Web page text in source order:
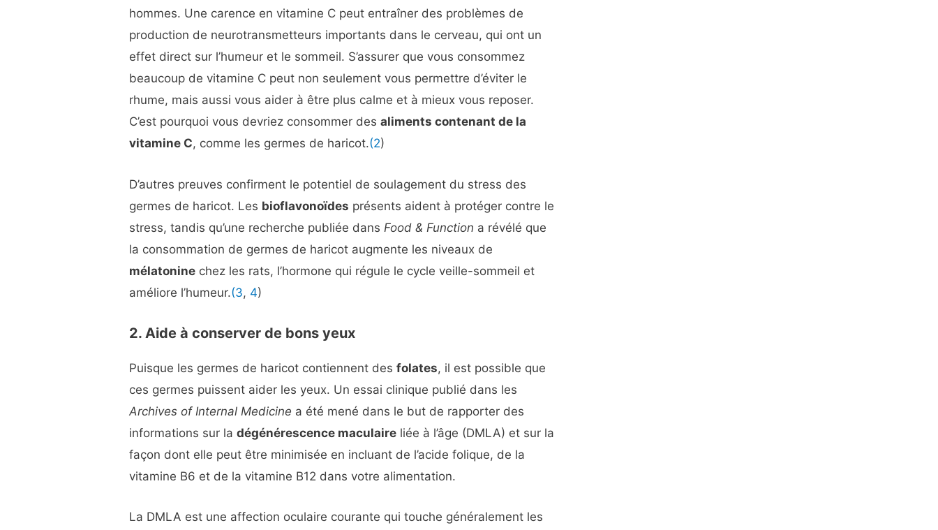
hommes. Une carence en vitamine C peut entraîner des problèmes de
production de neurotransmetteurs importants dans le cerveau, qui ont un
effet direct sur l’humeur et le sommeil. S’assurer que vous consommez
beaucoup de vitamine C peut non seulement vous permettre d’éviter le
rhume, mais aussi vous aider à être plus calme et à mieux vous reposer.
C’est pourquoi vous devriez consommer desaliments contenant de la
vitamine C, comme les germes de haricot.(2)
D’autres preuves confirment le potentiel de soulagement du stress des
germes de haricot. Les bioflavonoïdes présents aident à protéger contre le
stress, tandis qu’une recherche publiée dans Food & Function a révélé que
la consommation de germes de haricot augmente les niveaux de
mélatonine chez les rats, l’hormone qui régule le cycle veille-sommeil et
améliore l’humeur.(3, 4)
2. Aide à conserver de bons yeux
Puisque les germes de haricot contiennent desfolates, il est possible que
ces germes puissent aider les yeux. Un essai clinique publié dans les
Archives of Internal Medicine a été mené dans le but de rapporter des
informations sur ladégénérescence maculaire liée à l’âge (DMLA) et sur la
façon dont elle peut être minimisée en incluant de l’acide folique, de la
vitamine B6 et de la vitamine B12 dans votre alimentation.
La DMLA est une affection oculaire courante qui touche généralement les